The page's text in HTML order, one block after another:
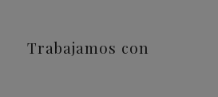
Trabajamos con